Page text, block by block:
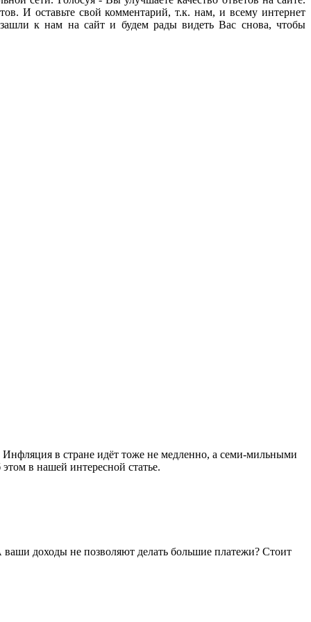
И оставьте свой комментарий, т.к. нам, и всему интернет
к нам на сайт и будем рады видеть Вас снова, чтобы
Инфляция в стране идёт тоже не медленно, а семи-мильными
в нашей интересной статье.
доходы не позволяют делать большие платежи? Стоит